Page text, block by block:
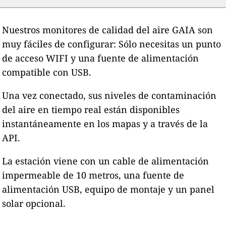
Nuestros monitores de calidad del aire GAIA son
muy fáciles de configurar: Sólo necesitas un punto
de acceso WIFI y una fuente de alimentación
compatible con USB.
Una vez conectado, sus niveles de contaminación
del aire en tiempo real están disponibles
instantáneamente en los mapas y a través de la
API.
La estación viene con un cable de alimentación
impermeable de 10 metros, una fuente de
alimentación USB, equipo de montaje y un panel
solar opcional.